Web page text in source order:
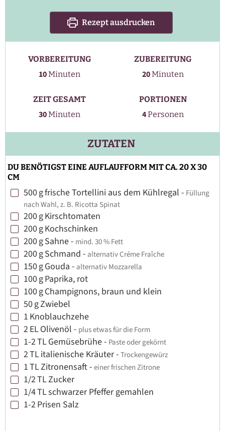
Rezept ausdrucken
VORBEREITUNG
10Minuten
Minuten
ZUBEREITUNG
20Minuten
Minuten
ZEIT GESAMT
30Minuten
Minuten
PORTIONEN
4Personen
ZUTATEN
DU BENÖTIGST EINE AUFLAUFFORM MIT CA. 20 X 30
CM
▢
500gfrische Tortellini aus dem Kühlregal - Füllung
nach Wahl, z. B. Ricotta Spinat
▢
200gKirschtomaten
▢
200gKochschinken
▢
200gSahne - mind. 30 % Fett
▢
200gSchmand - alternativ Créme Fraîche
▢
150gGouda - alternativ Mozzarella
▢
100gPaprika, rot
▢
100gChampignons, braun und klein
▢
50gZwiebel
▢
1 Knoblauchzehe
▢
2ELOlivenöl - plus etwas für die Form
▢
1-2TLGemüsebrühe - Paste oder gekörnt
▢
2TLitalienische Kräuter- Trockengewürz
▢
1TLZitronensaft - einer frischen Zitrone
▢
1/2TLZucker
▢
1/4TLschwarzer Pfeffer gemahlen
▢
1-2Prisen Salz